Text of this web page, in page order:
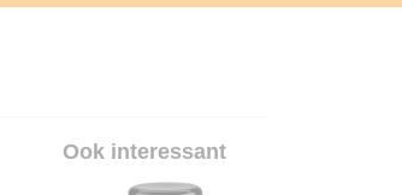
Ook interessant